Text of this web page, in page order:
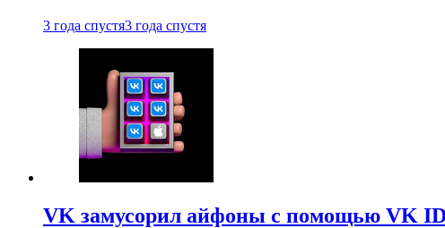
3 года спустя3 года спустя
VK замусорил айфоны с помощью VK